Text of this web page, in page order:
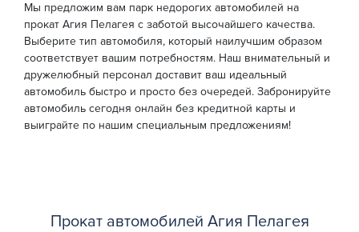
Мы предложим вам парк недорогих автомобилей на
прокат Агия Пелагея с заботой высочайшего качества.
Выберите тип автомобиля, который наилучшим образом
соответствует вашим потребностям. Наш внимательный и
дружелюбный персонал доставит ваш идеальный
автомобиль быстро и просто без очередей. Забронируйте
автомобиль сегодня онлайн без кредитной карты и
выиграйте по нашим специальным предложениям!
Прокат автомобилей Агия Пелагея